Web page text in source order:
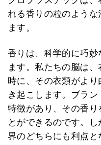
れる香りの粒のよう
ます。
香りは、科学的に巧
ます。私たちの脳は
時に、その衣類がより
き起こします。ブラ
特徴があり、その香り
とができるのです。
界のどちらにも利点